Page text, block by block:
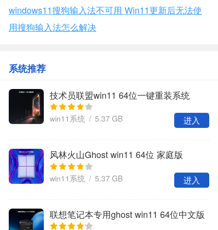
windows11搜狗输入法不可用 Win11更新后无法使
用搜狗输入法怎么解决
系统推荐
技术员联盟win11 64位一键重装系统
win11系统 / 5.37 GB 进入
风林火山Ghost win11 64位 家庭版
win11系统 / 5.37 GB 进入
联想笔记本专用ghost win11 64位中文版